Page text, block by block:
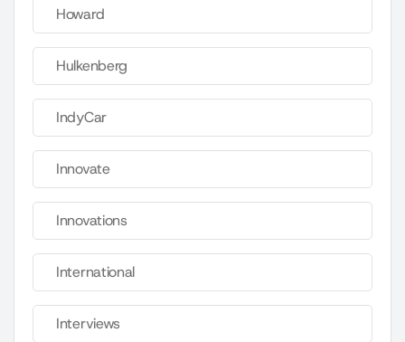
Howard
Hulkenberg
IndyCar
Innovate
Innovations
International
Interviews